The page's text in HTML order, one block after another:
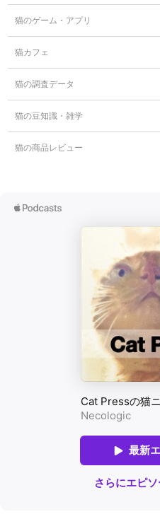
猫のゲーム・アプリ
猫カフェ
猫の調査データ
猫の豆知識・雑学
猫の商品レビュー